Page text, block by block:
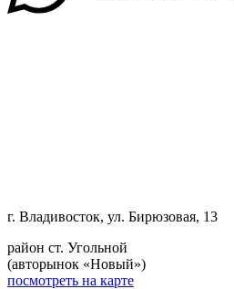
г. Владивосток, ул. Бирюзовая, 13
район ст. Угольной
(авторынок «Новый»)
посмотреть на карте